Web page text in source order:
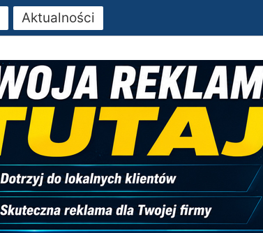
Aktualności